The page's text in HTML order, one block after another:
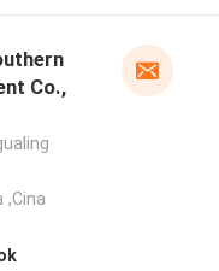
Co.,
,Cina